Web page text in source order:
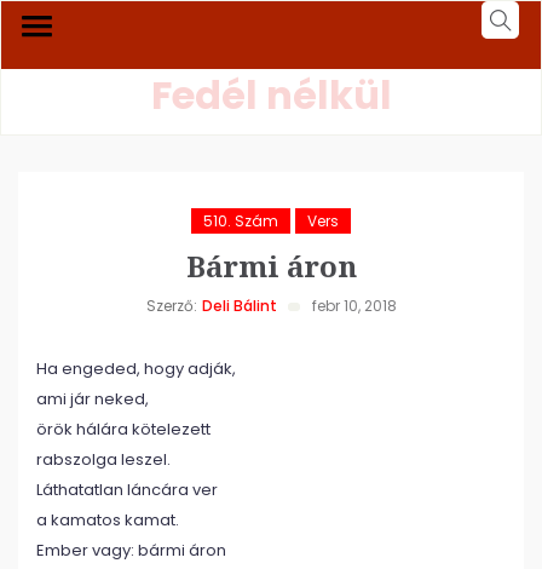
Fedél nélkül
510. Szám Vers
Bármi áron
Szerző: Deli Bálint febr 10, 2018
Ha engeded, hogy adják,
ami jár neked,
örök hálára kötelezett
rabszolga leszel.
Láthatatlan láncára ver
a kamatos kamat.
Ember vagy: bármi áron